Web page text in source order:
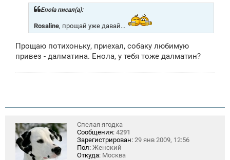
Enola писал(а):
Rosaline, прощай уже давай...
Прощаю потихоньку, приехал, собаку любимую
привез - далматина. Енола, у тебя тоже далматин?
Спелая ягодка
Сообщения: 4291
Зарегистрирован: 29 янв 2009, 12:56
Пол: Женский
Откуда: Москва